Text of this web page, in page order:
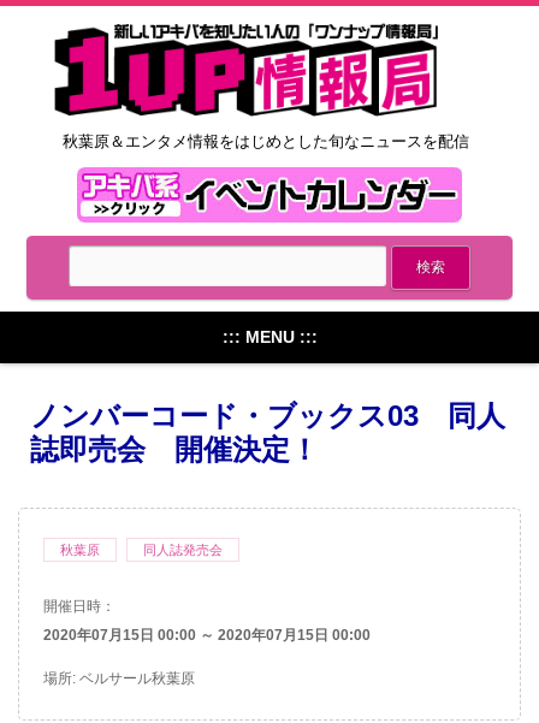
秋葉原＆エンタメ情報をはじめとした旬なニュースを配信
::: MENU :::
ノンバーコード・ブックス03 同人
誌即売会 開催決定！
秋葉原 同人誌発売会
開催日時：
2020年07月15日 00:00 ～ 2020年07月15日 00:00
場所: ベルサール秋葉原